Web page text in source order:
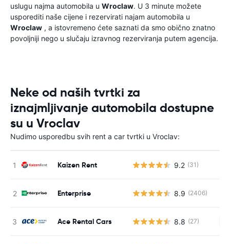
uslugu najma automobila u Wroclaw. U 3 minute možete
usporediti naše cijene i rezervirati najam automobila u
Wroclaw , a istovremeno ćete saznati da smo obično znatno
povoljniji nego u slučaju izravnog rezerviranja putem agencija.
Neke od naših tvrtki za
iznajmljivanje automobila dostupne
su u Vroclav
Nudimo usporedbu svih rent a car tvrtki u Vroclav:
Kaizen Rent 9.2 (31)
Enterprise 8.9 (2406)
Ace Rental Cars 8.8 (27)